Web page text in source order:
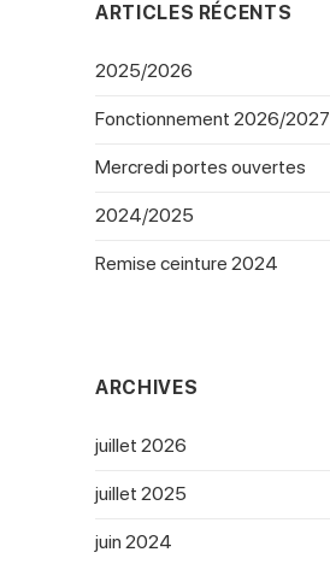
ARTICLES RÉCENTS
2025/2026
Fonctionnement 2026/2027
Mercredi portes ouvertes
2024/2025
Remise ceinture 2024
ARCHIVES
juillet 2026
juillet 2025
juin 2024